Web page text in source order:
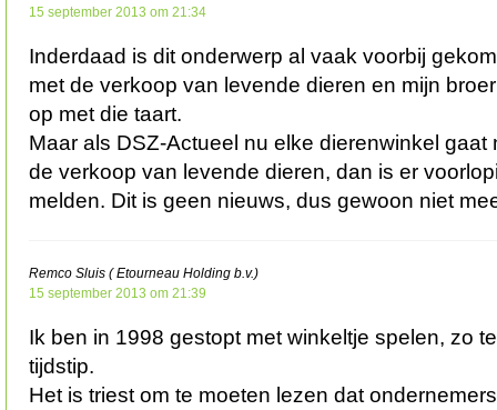
15 september 2013 om 21:34
Inderdaad is dit onderwerp al vaak voorbij
met de verkoop van levende dieren en mijn
op met die taart.
Maar als DSZ-Actueel nu elke dierenwinkel gaat
de verkoop van levende dieren, dan is er
melden. Dit is geen nieuws, dus gewoon niet
Remco Sluis ( Etourneau Holding b.v.)
15 september 2013 om 21:39
Ik ben in 1998 gestopt met winkeltje spelen, zo
tijdstip.
Het is triest om te moeten lezen dat